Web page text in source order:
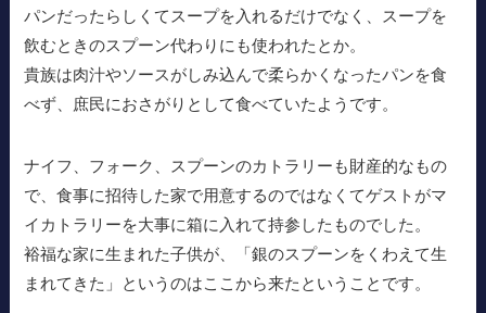
パンだったらしくてスープを入れるだけでなく、スープを
飲むときのスプーン代わりにも使われたとか。
貴族は肉汁やソースがしみ込んで柔らかくなったパンを食
べず、庶民におさがりとして食べていたようです。
ナイフ、フォーク、スプーンのカトラリーも財産的なもの
で、食事に招待した家で用意するのではなくてゲストがマ
イカトラリーを大事に箱に入れて持参したものでした。
裕福な家に生まれた子供が、「銀のスプーンをくわえて生
まれてきた」というのはここから来たということです。